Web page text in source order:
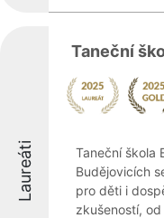
Laureáti
Taneční
Taneční škola
Budějovicích
pro děti i
zkušeností,